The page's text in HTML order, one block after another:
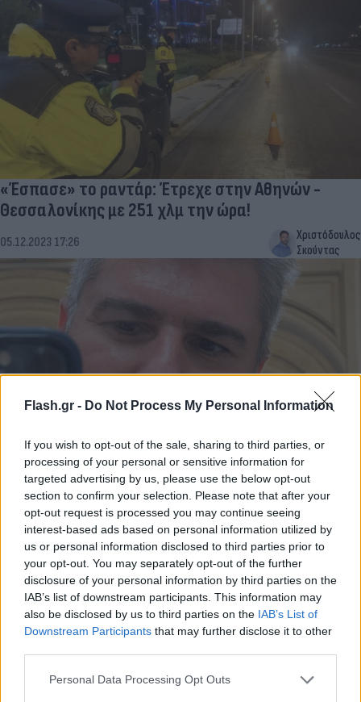
Flash.gr - Do Not Process My Personal Information
If you wish to opt-out of the sale, sharing to third parties, or
processing of your personal or sensitive information for
targeted advertising by us, please use the below opt-out
section to confirm your selection. Please note that after your
opt-out request is processed you may continue seeing
interest-based ads based on personal information utilized by
us or personal information disclosed to third parties prior to
your opt-out. You may separately opt-out of the further
disclosure of your personal information by third parties on the
IAB’s list of downstream participants. This information may
also be disclosed by us to third parties on the IAB’s List of
Downstream Participants that may further disclose it to other
Please note that this website/app uses one or more Google
Personal Data Processing Opt Outs
«Έσπασε» το ραντάρ: Έτρεχε στην Αθηνών -
Θεσσαλονίκης με 251 χλμ την ώρα!
05.12.2023 17:26
Χριστόδουλος
Σκούντας
«Να πατώσετε μακάρι»: Ο Μωραΐτης τρολάρει τη
«Νέα Αριστερά» σε ρυθμό… μπάλου
04.12.2023 23:45
Χριστόδουλος
Σκούντας